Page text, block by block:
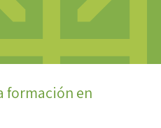
formación en